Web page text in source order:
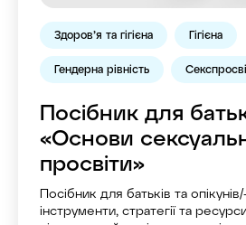
Здоров’я та гігієна Гігієна
Гендерна рівність
Посібник для
«Основи
просвіти»
Посібник для батьків та
інструменти, стратегії та